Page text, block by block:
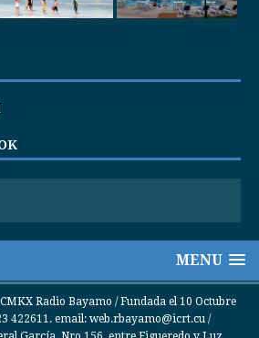
MENU
Radio Bayamo / Fundada el 10 Octubre
422611. email: web.rbayamo@icrt.cu /